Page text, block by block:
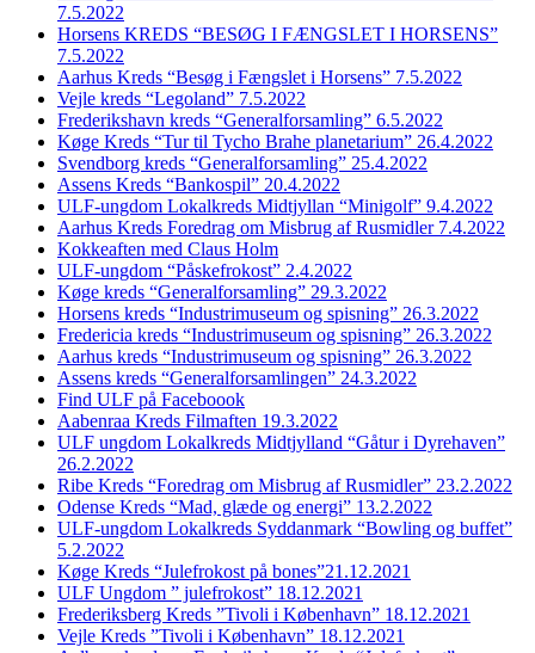
7.5.2022
Horsens KREDS “BESØG I FÆNGSLET I HORSENS”
7.5.2022
Aarhus Kreds “Besøg i Fængslet i Horsens” 7.5.2022
Vejle kreds “Legoland” 7.5.2022
Frederikshavn kreds “Generalforsamling” 6.5.2022
Køge Kreds “Tur til Tycho Brahe planetarium” 26.4.2022
Svendborg kreds “Generalforsamling” 25.4.2022
Assens Kreds “Bankospil” 20.4.2022
ULF-ungdom Lokalkreds Midtjyllan “Minigolf” 9.4.2022
Aarhus Kreds Foredrag om Misbrug af Rusmidler 7.4.2022
Kokkeaften med Claus Holm
ULF-ungdom “Påskefrokost” 2.4.2022
Køge kreds “Generalforsamling” 29.3.2022
Horsens kreds “Industrimuseum og spisning” 26.3.2022
Fredericia kreds “Industrimuseum og spisning” 26.3.2022
Aarhus kreds “Industrimuseum og spisning” 26.3.2022
Assens kreds “Generalforsamlingen” 24.3.2022
Find ULF på Faceboook
Aabenraa Kreds Filmaften 19.3.2022
ULF ungdom Lokalkreds Midtjylland “Gåtur i Dyrehaven”
26.2.2022
Ribe Kreds “Foredrag om Misbrug af Rusmidler” 23.2.2022
Odense Kreds “Mad, glæde og energi” 13.2.2022
ULF-ungdom Lokalkreds Syddanmark “Bowling og buffet”
5.2.2022
Køge Kreds “Julefrokost på bones”21.12.2021
ULF Ungdom ” julefrokost” 18.12.2021
Frederiksberg Kreds ”Tivoli i København” 18.12.2021
Vejle Kreds ”Tivoli i København” 18.12.2021